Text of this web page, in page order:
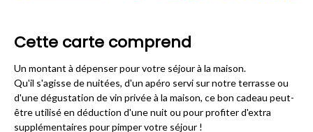
Cette carte comprend
Un montant à dépenser pour votre séjour à la maison.
Qu'il s'agisse de nuitées, d'un apéro servi sur notre terrasse ou
d'une dégustation de vin privée à la maison, ce bon cadeau peut-
être utilisé en déduction d'une nuit ou pour profiter d'extra
supplémentaires pour pimper votre séjour !